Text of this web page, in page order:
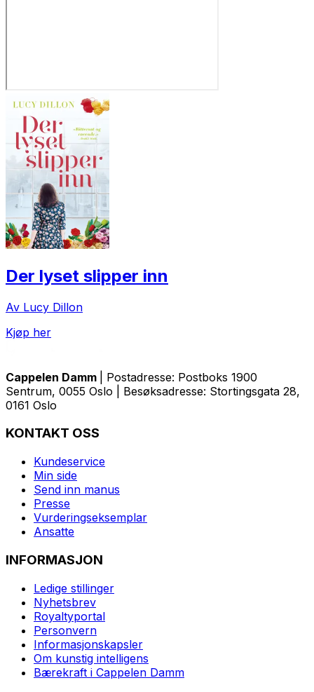
Der lyset slipper inn
Av Lucy Dillon
Kjøp her
Cappelen Damm
| Postadresse: Postboks 1900
Sentrum, 0055 Oslo | Besøksadresse: Stortingsgata 28,
0161 Oslo
KONTAKT OSS
Kundeservice
Min side
Send inn manus
Presse
Vurderingseksemplar
Ansatte
INFORMASJON
Ledige stillinger
Nyhetsbrev
Royaltyportal
Personvern
Informasjonskapsler
Om kunstig intelligens
Bærekraft i Cappelen Damm